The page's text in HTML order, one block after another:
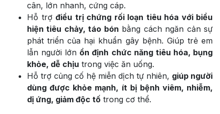
cân, lớn nhanh, cứng cáp.
Hỗ trợ điều trị chứng rối loạn tiêu hóa với biểu
hiện tiêu chảy, táo bón bằng cách ngăn cản sự
phát triển của hại khuẩn gây bệnh. Giúp trẻ em
lẫn người lớnổn định chức năng tiêu hóa, bụng
khỏe, dễ chịu trong việc ăn uống.
Hỗ trợ củng cố hệ miễn dịch tự nhiên, giúp người
dùng được khỏe mạnh, ít bị bệnh viêm, nhiễm,
dị ứng, giảm độc tố trong cơ thể.